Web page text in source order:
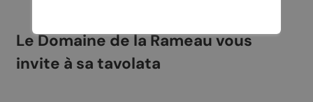
Le Domaine de la Rameau vous
invite à sa tavolata